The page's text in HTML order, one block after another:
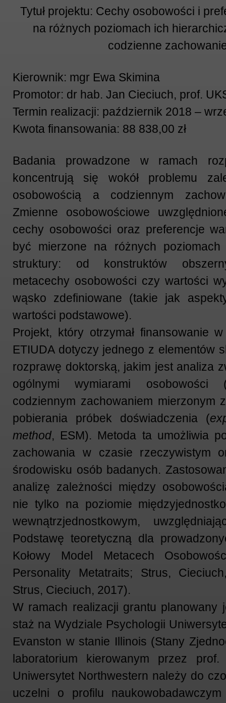
Tytuł projektu: Cechy osobowości i
na różnych poziomach ich
codzienne
Kierownik: mgr Ewa Skimina
Promotor: dr hab. Jan Cieciuch, prof.
Termin realizacji: październik 2018 –
Kwota finansowania: 88 838,00 zł
Badania prowadzone w ramach
koncentrują się wokół problemu
osobowością a codziennym
Zmienne osobowościowe
cechy osobowości oraz preferencje
być mierzone na różnych poziomach
struktury: od konstruktów
metacechy osobowości czy wartości
wąsko zdefiniowane (takie jak
wartości podstawowe).
Projekt, który otrzymał finansowanie
ETIUDA dotyczy jednego z elementów
rozprawę doktorską, jakim jest analiza
ogólnymi wymiarami osobowości
codziennym zachowaniem mierzonym
pobierania próbek doświadczenia (
method, ESM). Metoda ta umożliwia
zachowania w czasie rzeczywistym
środowisku osób badanych.
analizę zależności między
nie tylko na poziomie
wewnątrzjednostkowym,
Podstawę teoretyczną dla
Kołowy Model Metacech
Personality Metatraits; Strus,
Strus, Cieciuch, 2017).
W ramach realizacji grantu planowany
staż na Wydziale Psychologii
Evanston w stanie Illinois (Stany
laboratorium kierowanym przez
Uniwersytet Northwestern należy do
uczelni o profilu